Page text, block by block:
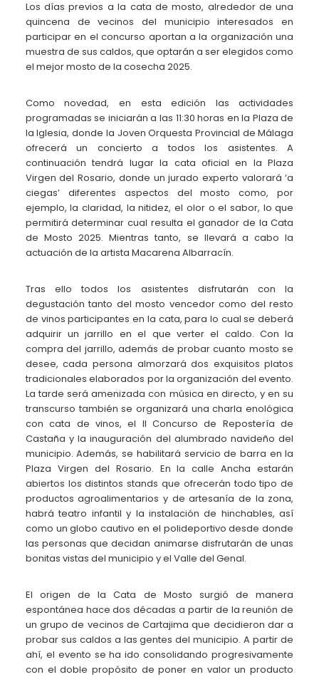
Los días previos a la cata de mosto, alrededor de una
quincena de vecinos del municipio interesados en
participar en el concurso aportan a la organización una
muestra de sus caldos, que optarán a ser elegidos como
el mejor mosto de la cosecha 2025.
Como novedad, en esta edición las actividades
programadas se iniciarán a las 11:30 horas en la Plaza de
la Iglesia, donde la Joven Orquesta Provincial de Málaga
ofrecerá un concierto a todos los asistentes. A
continuación tendrá lugar la cata oficial en la Plaza
Virgen del Rosario, donde un jurado experto valorará ‘a
ciegas’ diferentes aspectos del mosto como, por
ejemplo, la claridad, la nitidez, el olor o el sabor, lo que
permitirá determinar cual resulta el ganador de la Cata
de Mosto 2025. Mientras tanto, se llevará a cabo la
actuación de la artista Macarena Albarracín.
Tras ello todos los asistentes disfrutarán con la
degustación tanto del mosto vencedor como del resto
de vinos participantes en la cata, para lo cual se deberá
adquirir un jarrillo en el que verter el caldo. Con la
compra del jarrillo, además de probar cuanto mosto se
desee, cada persona almorzará dos exquisitos platos
tradicionales elaborados por la organización del evento.
La tarde será amenizada con música en directo, y en su
transcurso también se organizará una charla enológica
con cata de vinos, el II Concurso de Repostería de
Castaña y la inauguración del alumbrado navideño del
municipio. Además, se habilitará servicio de barra en la
Plaza Virgen del Rosario. En la calle Ancha estarán
abiertos los distintos stands que ofrecerán todo tipo de
productos agroalimentarios y de artesanía de la zona,
habrá teatro infantil y la instalación de hinchables, así
como un globo cautivo en el polideportivo desde donde
las personas que decidan animarse disfrutarán de unas
bonitas vistas del municipio y el Valle del Genal.
El origen de la Cata de Mosto surgió de manera
espontánea hace dos décadas a partir de la reunión de
un grupo de vecinos de Cartajima que decidieron dar a
probar sus caldos a las gentes del municipio. A partir de
ahí, el evento se ha ido consolidando progresivamente
con el doble propósito de poner en valor un producto